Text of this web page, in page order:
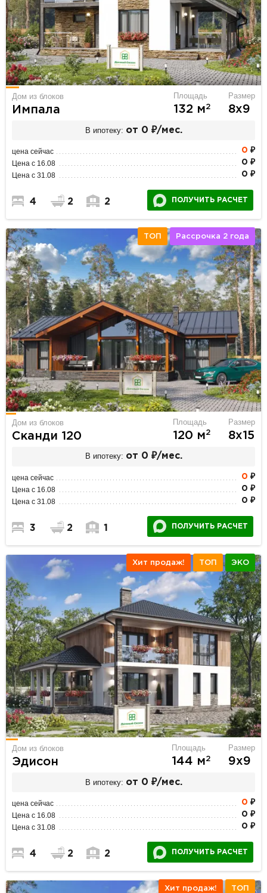
Дом из блоков
Импала
Площадь
132 м2
Размер
8х9
В ипотеку: от 0 ₽/мес.
цена сейчас 0 ₽
Цена с 16.08 0 ₽
Цена с 31.08 0 ₽
4 2 2 ПОЛУЧИТЬ РАСЧЕТ
ТОП Рассрочка 2 года
Дом из блоков
Сканди 120
Площадь
120 м2
Размер
8х15
В ипотеку: от 0 ₽/мес.
цена сейчас 0 ₽
Цена с 16.08 0 ₽
Цена с 31.08 0 ₽
3 2 1 ПОЛУЧИТЬ РАСЧЕТ
Хит продаж! ТОП ЭКО
Дом из блоков
Эдисон
Площадь
144 м2
Размер
9х9
В ипотеку: от 0 ₽/мес.
цена сейчас 0 ₽
Цена с 16.08 0 ₽
Цена с 31.08 0 ₽
4 2 2 ПОЛУЧИТЬ РАСЧЕТ
Хит продаж! ТОП